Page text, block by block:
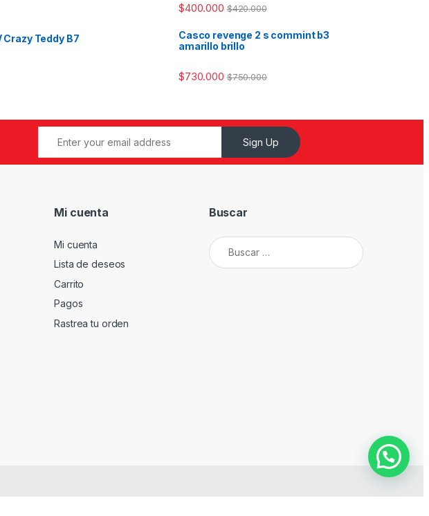
Crazy Teddy B7
$400.000 $420.000
Casco revenge 2 s commint b3
amarillo brillo
$730.000 $750.000
Sign Up
Mi cuenta
Mi cuenta
Lista de deseos
Carrito
Pagos
Rastrea tu orden
Buscar
Buscar: